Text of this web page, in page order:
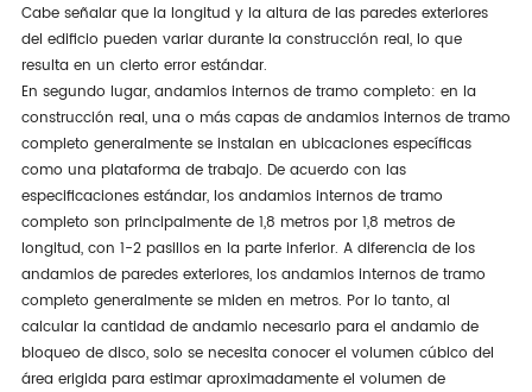
Cabe señalar que la longitud y la altura de las paredes exteriores
del edificio pueden variar durante la construcción real, lo que
resulta en un cierto error estándar.
En segundo lugar, andamios internos de tramo completo: en la
construcción real, una o más capas de andamios internos de tramo
completo generalmente se instalan en ubicaciones específicas
como una plataforma de trabajo. De acuerdo con las
especificaciones estándar, los andamios internos de tramo
completo son principalmente de 1,8 metros por 1,8 metros de
longitud, con 1-2 pasillos en la parte inferior. A diferencia de los
andamios de paredes exteriores, los andamios internos de tramo
completo generalmente se miden en metros. Por lo tanto, al
calcular la cantidad de andamio necesario para el andamio de
bloqueo de disco, solo se necesita conocer el volumen cúbico del
área erigida para estimar aproximadamente el volumen de